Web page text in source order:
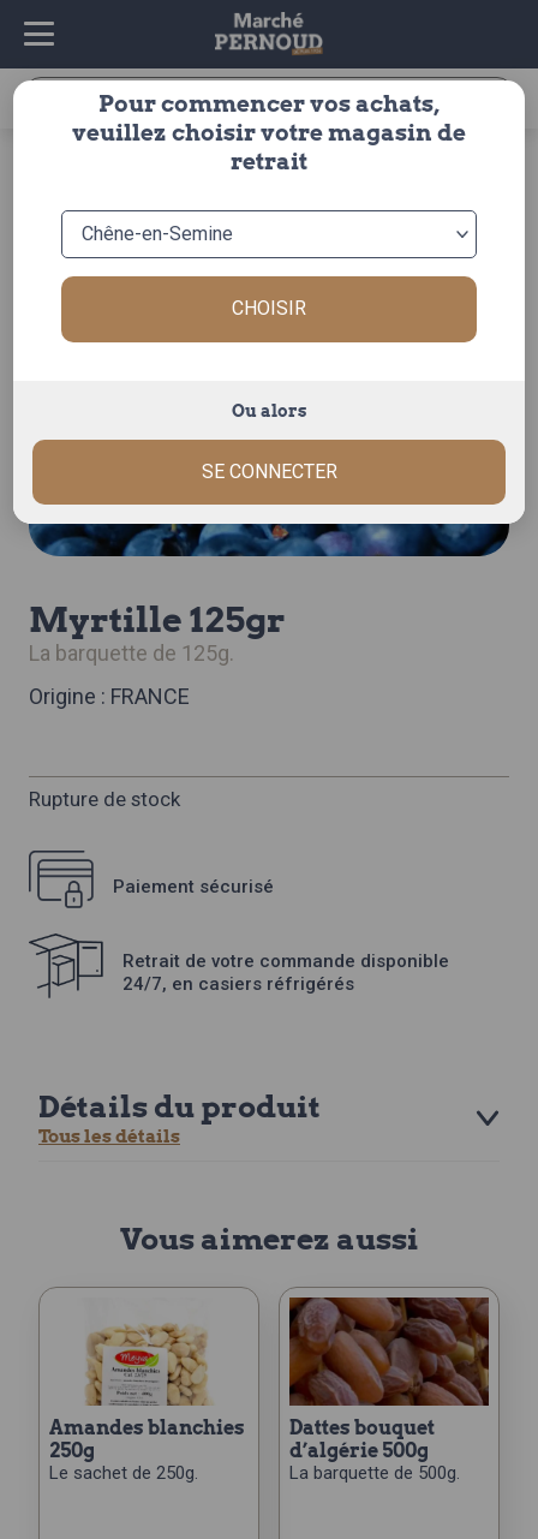
Recherche
fruits & légumes> fruits>
myrtille 125gr
la barquette de 125g.
Origine : FRANCE
Rupture de stock
Paiement sécurisé
Retrait de votre commande disponible
24/7, en casiers réfrigérés
Détails du produit
Tous les détails
Vous aimerez aussi
amandes blanchies
250g
Le sachet de 250g.
dattes bouquet
d’algérie 500g
La barquette de 500g.
Pour commencer vos achats,
veuillez choisir votre magasin de
retrait
CHOISIR
Ou alors
SE CONNECTER